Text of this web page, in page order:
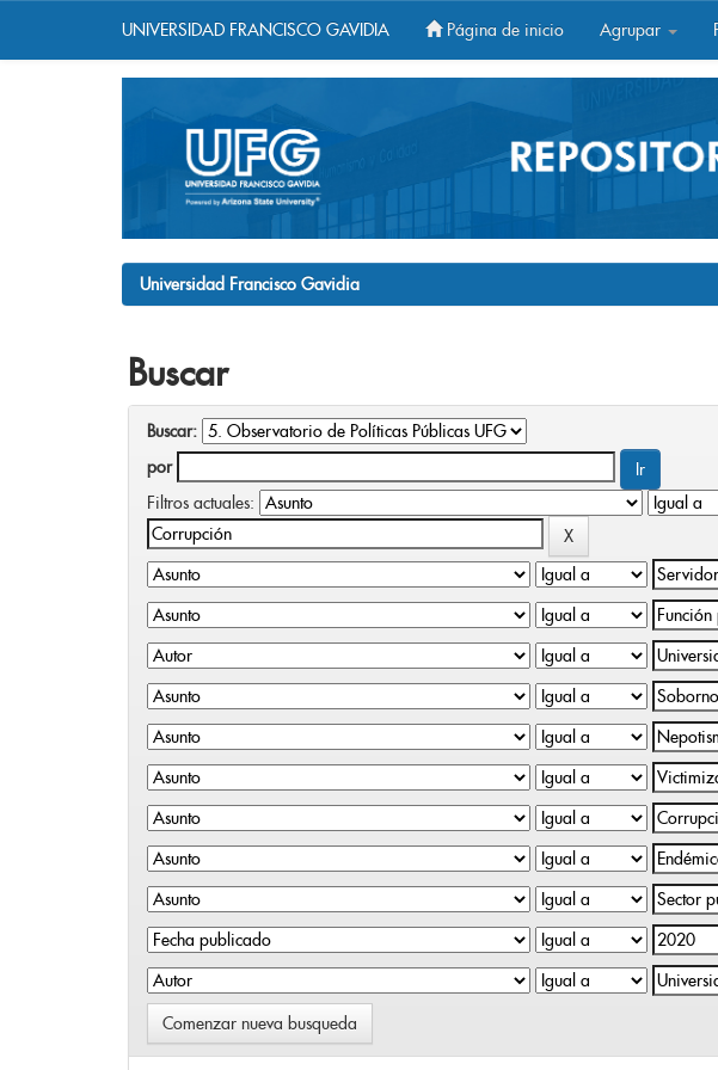
UNIVERSIDAD FRANCISCO GAVIDIA Página de inicio Agrupar
Universidad Francisco Gavidia
Buscar
Buscar:
por
Filtros actuales:
Comenzar nueva busqueda